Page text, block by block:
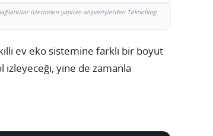
üzerinden yapılan alışverişlerden Teknoblog
ev eko sistemine farklı bir boyut
izleyeceği, yine de zamanla